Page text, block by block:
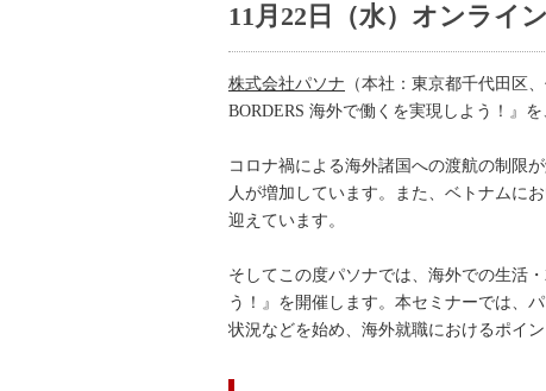
11月22日（水）オンライ
株式会社パソナ （本社：東京都千代田区
BORDERS 海外で働くを実現しよう！』
コロナ禍による海外諸国への渡航の制限
人が増加しています。また、ベトナムに
迎えています。
そしてこの度パソナでは、海外での生活
う！』を開催します。本セミナーでは、
状況などを始め、海外就職におけるポイ